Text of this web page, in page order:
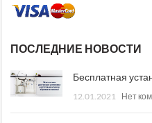
ПОСЛЕДНИЕ НОВОСТИ
Бесплатная
12.01.2021 Нет